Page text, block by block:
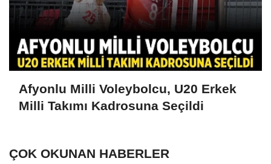
Afyonlu Milli Voleybolcu, U20 Erkek
Milli Takımı Kadrosuna Seçildi
ÇOK OKUNAN HABERLER